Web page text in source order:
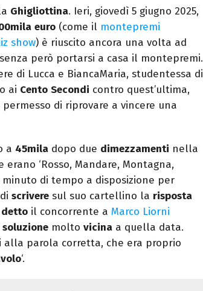
Ghigliottina. Ieri, giovedì 5 giugno 2025,
euro (come il montepremi
show) è riuscito ancora una volta ad
però portarsi a casa il montepremi.
di Lucca e BiancaMaria, studentessa di
ai Cento Secondi contro quest’ultima,
di riprovare a vincere una
a 45mila dopo due dimezzamenti nella
erano ‘Rosso, Mandare, Montagna,
minuto di tempo a disposizione per
scrivere sul suo cartellino la risposta
detto il concorrente a Marco Liorni
soluzione molto vicina a quella data.
parola corretta, che era proprio
‘.